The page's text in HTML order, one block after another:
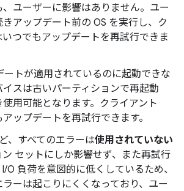
、ユーザーに影響はありません。ユー
アップデート前の OS を実行し、ク
いつでもアップデートを再試行できま
ートが適用されているのに起動できな
イスは古いパーティションで再起動
使用可能となります。クライアント
ップデートを再試行できます。
、すべてのエラーは使用されていない
セットにしか影響せず、また再試行
O 負荷を意図的に低くしているため、
ラーは起こりにくくなっており、ユー